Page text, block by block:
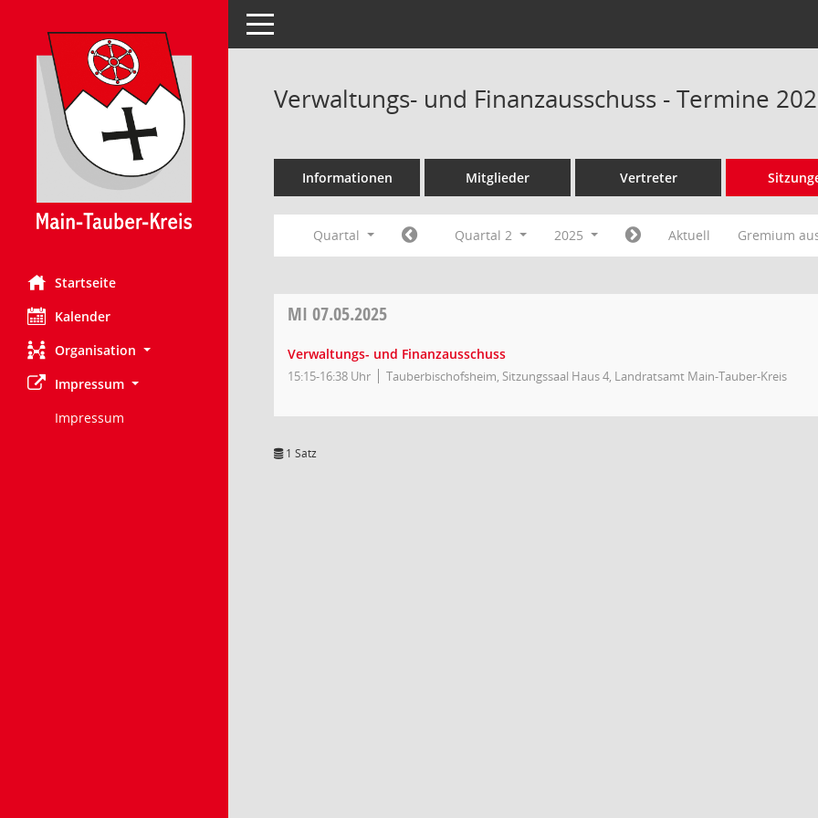
Startseite
Kalender
Organisation
Impressum
Impressum
Toggle navigation
Verwaltungs- und Finanzausschuss - Termine
Informationen Mitglieder Vertreter
Quartal Quartal 2 2025 Aktuell Gremium
MI 07.05.2025
Verwaltungs- und Finanzausschuss
15:15-16:38 Uhr Tauberbischofsheim, Sitzungssaal Haus 4, Landratsamt Main-Tauber-Kreis
1 Satz